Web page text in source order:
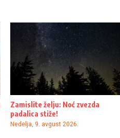
Zamislite želju: Noć zvezda
padalica stiže!
Nedelja, 9. avgust 2026.